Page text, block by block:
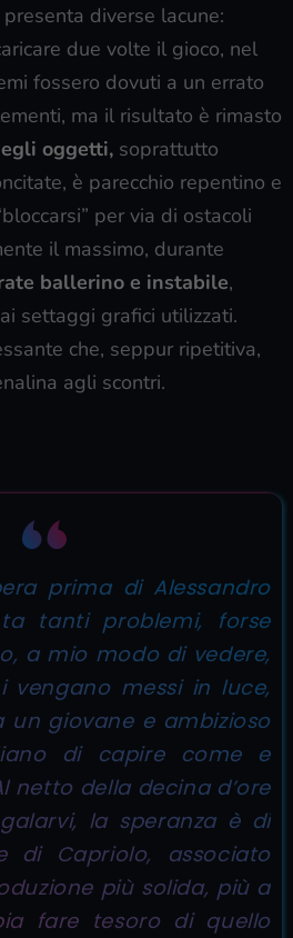
diverse lacune:
due volte il gioco, nel
fossero dovuti a un errato
ma il risultato è rimasto
oggetti, soprattutto
è parecchio repentino e
per via di ostacoli
il massimo, durante
ballerino e instabile,
settaggi grafici utilizzati.
che, seppur ripetitiva,
agli scontri.
prima di Alessandro
tanti problemi, forse
a mio modo di vedere,
vengano messi in luce,
un giovane e ambizioso
di capire come e
netto della decina d’ore
la speranza è di
di Capriolo, associato
più solida, più a
fare tesoro di quello